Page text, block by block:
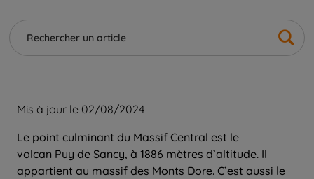
Mis à jour le 02/08/2024
Le point culminant du Massif Central est le
volcan Puy de Sancy, à 1886 mètres d’altitude. Il
appartient au massif des Monts Dore. C’est aussi le